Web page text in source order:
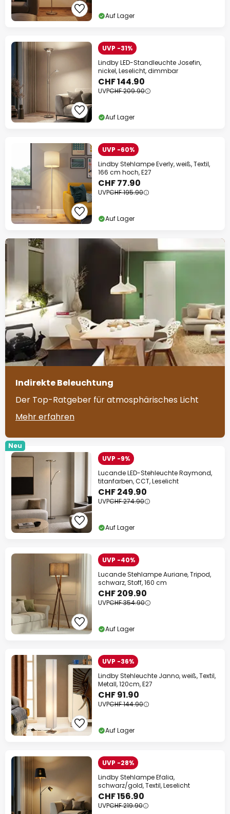
Auf Lager
UVP -31%
Lindby LED-Standleuchte Josefin,
nickel, Leselicht, dimmbar
CHF 144.90
UVPCHF 209.90
Auf Lager
UVP -60%
Lindby Stehlampe Everly, weiß, Textil,
166 cm hoch, E27
CHF 77.90
UVPCHF 195.90
Auf Lager
Indirekte Beleuchtung
Der Top-Ratgeber für atmosphärisches Licht
Mehr erfahren
Neu
UVP -9%
Lucande LED-Stehleuchte Raymond,
titanfarben, CCT, Leselicht
CHF 249.90
UVPCHF 274.90
Auf Lager
UVP -40%
Lucande Stehlampe Auriane, Tripod,
schwarz, Stoff, 160 cm
CHF 209.90
UVPCHF 354.90
Auf Lager
UVP -36%
Lindby Stehleuchte Janno, weiß, Textil,
Metall, 120cm, E27
CHF 91.90
UVPCHF 144.90
Auf Lager
UVP -28%
Lindby Stehlampe Efalia,
schwarz/gold, Textil, Leselicht
CHF 156.90
UVPCHF 219.90